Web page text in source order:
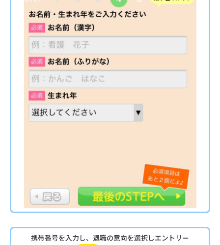
携帯番号を入力し、退職の意向を選択しエントリー